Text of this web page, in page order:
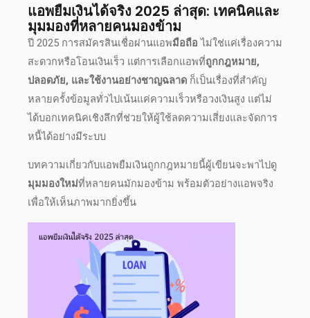
แอพยืมเงินได้จริง 2025 ล่าสุด: เทคนิคและ
มุมมองที่หลายคนมองข้าม
ปี 2025 การสมัครสินเชื่อผ่านแอพมือถือ ไม่ใช่แค่เรื่องความ
สะดวกหรือโอนเงินเร็ว แต่การเลือกแอพที่ถูกกฎหมาย,
ปลอดภัย, และใช้งานอย่างชาญฉลาด ก็เป็นเรื่องที่สำคัญ
หลายครั้งข้อมูลทั่วไปเน้นแค่ความเร็วหรือวงเงินสูง แต่ไม่
ได้บอกเทคนิคเชิงลึกที่ช่วยให้ผู้ใช้ลดความเสี่ยงและจัดการ
หนี้ได้อย่างมีระบบ
บทความเกี่ยวกับแอพยืมเงินถูกกฎหมายนี้ผู้เขียนจะพาไปดู
มุมมองใหม่ที่หลายคนมักมองข้าม พร้อมตัวอย่างแอพจริง
เพื่อให้เห็นภาพมากยิ่งขึ้น